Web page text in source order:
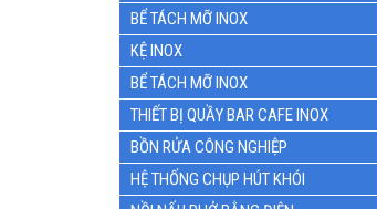
BỂ TÁCH MỠ INOX
KỆ INOX
BỂ TÁCH MỠ INOX
THIẾT BỊ QUẦY BAR CAFE INOX
BỒN RỬA CÔNG NGHIỆP
HỆ THỐNG CHỤP HÚT KHÓI